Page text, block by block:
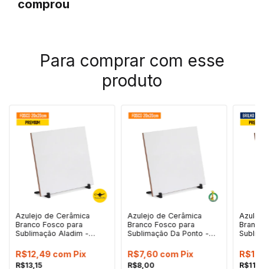
comprou
Para comprar com esse
produto
Azulejo de Cerâmica
Branco Fosco para
Sublimação Aladim -
R$13,15
R$12,49 com Pix
Azulejo de Cerâmica
Branco Fosco para
Sublimação Da Ponto -
R$8,00
R$7,60 com Pix